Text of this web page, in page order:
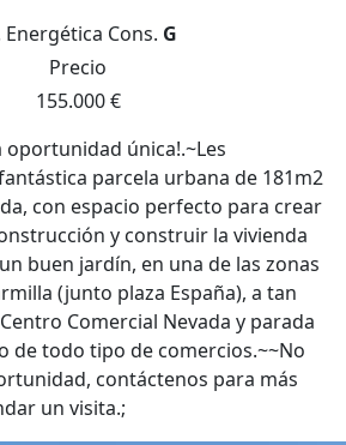
Energética Cons. G
Precio
155.000 €
oportunidad única!.~Les
parcela urbana de 181m2
con espacio perfecto para crear
y construir la vivienda
buen jardín, en una de las zonas
(junto plaza España), a tan
Comercial Nevada y parada
de todo tipo de comercios.~~No
contáctenos para más
un visita.;